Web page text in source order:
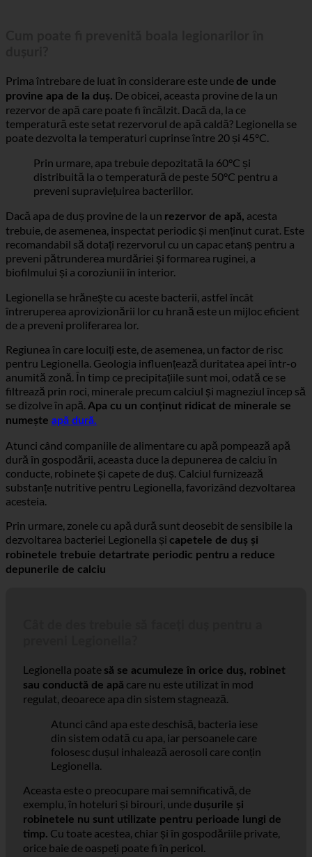
Prima întrebare de luat în considerare este undede unde
provine apa de la duș.De obicei, aceasta provine de la un
rezervor de apă care poate fi încălzit. Dacă da, la ce
temperatură este setat rezervorul de apă caldă? Legionella se
Prin urmare, apa trebuie depozitată la 60°C și
distribuită la o temperatură de peste 50°C pentru a
Dacă apa de duș provine de la unrezervor de apă,acesta
trebuie, de asemenea, inspectat periodic și menținut curat. Este
recomandabil să dotați rezervorul cu un capac etanș pentru a
preveni pătrunderea murdăriei și formarea ruginei, a
Legionella se hrănește cu aceste bacterii, astfel încât
întreruperea aprovizionării lor cu hrană este un mijloc eficient
Regiunea în care locuiți este, de asemenea, un factor de risc
pentru Legionella. Geologia influențează duritatea apei într-o
anumită zonă. În timp ce precipitațiile sunt moi, odată ce se
filtrează prin roci, minerale precum calciul și magneziul încep să
se dizolve în apă.Apa cu un conținut ridicat de minerale se
Atunci când companiile de alimentare cu apă pompează apă
dură în gospodării, aceasta duce la depunerea de calciu în
conducte, robinete și capete de duș. Calciul furnizează
substanțe nutritive pentru Legionella, favorizând dezvoltarea
Prin urmare, zonele cu apă dură sunt deosebit de sensibile la
dezvoltarea bacteriei Legionella șicapetele de duș și
robinetele trebuie detartrate periodic pentru a reduce
Legionella poate să se acumuleze în orice duș, robinet
sau conductă de apă care nu este utilizat în mod
Atunci când apa este deschisă, bacteria iese
din sistem odată cu apa, iar persoanele care
folosesc dușul inhalează aerosoli care conțin
Aceasta este o preocupare mai semnificativă, de
exemplu, în hoteluri și birouri, unde dușurile și
robinetele nu sunt utilizate pentru perioade lungi de
timp. Cu toate acestea, chiar și în gospodăriile private,